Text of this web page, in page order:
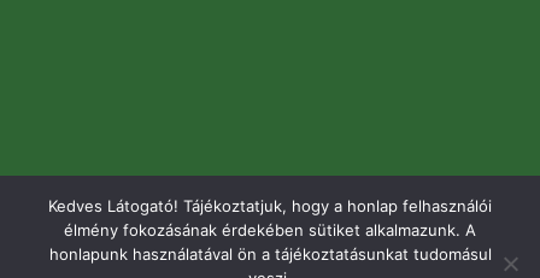
Kedves Látogató! Tájékoztatjuk, hogy a honlap felhasználói
élmény fokozásának érdekében sütiket alkalmazunk. A
honlapunk használatával ön a tájékoztatásunkat tudomásul